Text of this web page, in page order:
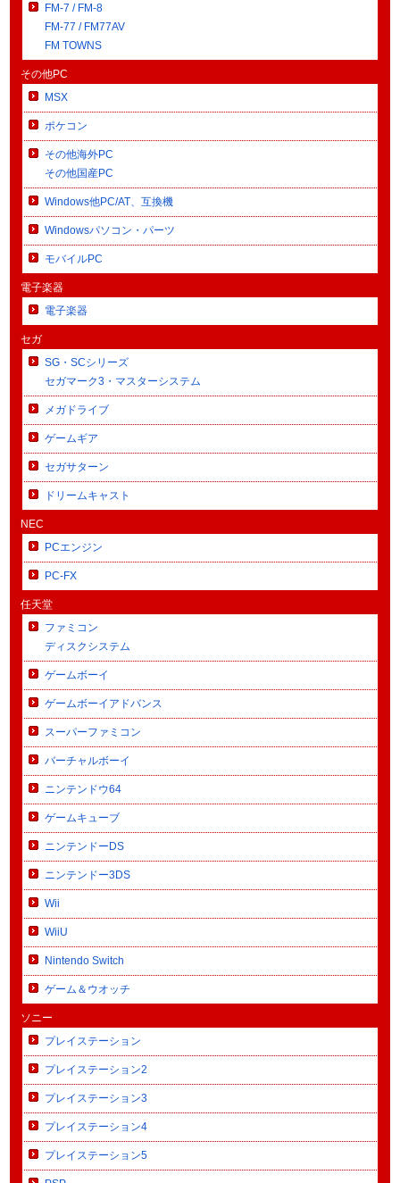
FM-7 / FM-8
FM-77 / FM77AV
FM TOWNS
その他PC
MSX
ポケコン
その他海外PC
その他国産PC
Windows他PC/AT、互換機
Windowsパソコン・パーツ
モバイルPC
電子楽器
電子楽器
セガ
SG・SCシリーズ
セガマーク3・マスターシステム
メガドライブ
ゲームギア
セガサターン
ドリームキャスト
NEC
PCエンジン
PC-FX
任天堂
ファミコン
ディスクシステム
ゲームボーイ
ゲームボーイアドバンス
スーパーファミコン
バーチャルボーイ
ニンテンドウ64
ゲームキューブ
ニンテンドーDS
ニンテンドー3DS
Wii
WiiU
Nintendo Switch
ゲーム＆ウオッチ
ソニー
プレイステーション
プレイステーション2
プレイステーション3
プレイステーション4
プレイステーション5